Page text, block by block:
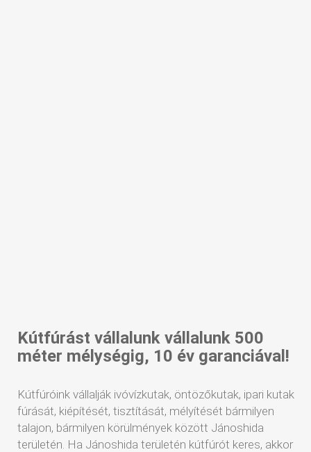
Kútfúrást vállalunk vállalunk 500
méter mélységig, 10 év garanciával!
Kútfúróink vállalják ivóvízkutak, öntözőkutak, ipari kutak
fúrását, kiépítését, tisztítását, mélyítését bármilyen
talajon, bármilyen körülmények között Jánoshida
területén. Ha Jánoshida területén kútfúrót keres, akkor